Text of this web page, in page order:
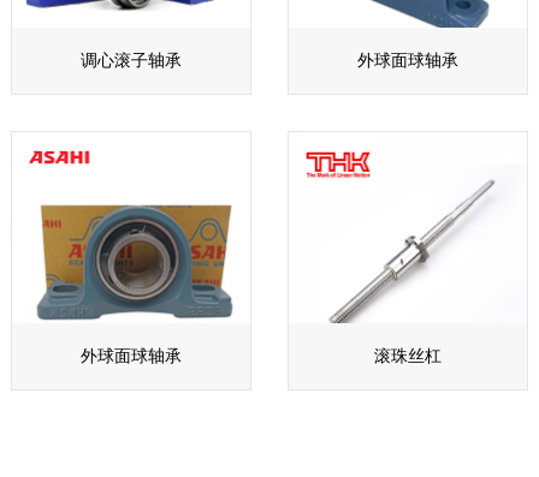
调心滚子轴承 外球面球轴承
外球面球轴承 滚珠丝杠